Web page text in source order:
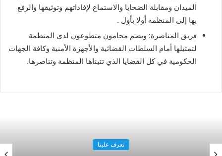
الميدان ومقابلة الضحايا والاستماع لإفاداتهم وتوثيقها والرفع
بها إلى المنظمة أولا بأول .
فريق المناصرة: ويضم محامون متطوعون لدى المنظمة
لتمثيلها أمام السلطات القضائية والأجهزة الأمنية وكافة الجهات
الحكومية في كل القضايا الذي تتبناها المنظمة وتناصرها.
تعرف علينا